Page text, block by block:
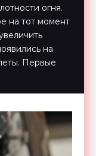
огня.
на тот момент
на
Первые